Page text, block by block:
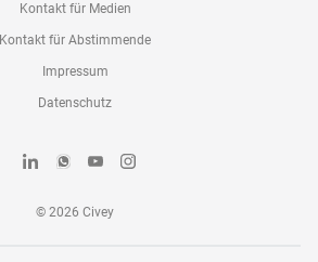
Kontakt für Medien
Kontakt für Abstimmende
Impressum
Datenschutz
© 2026 Civey